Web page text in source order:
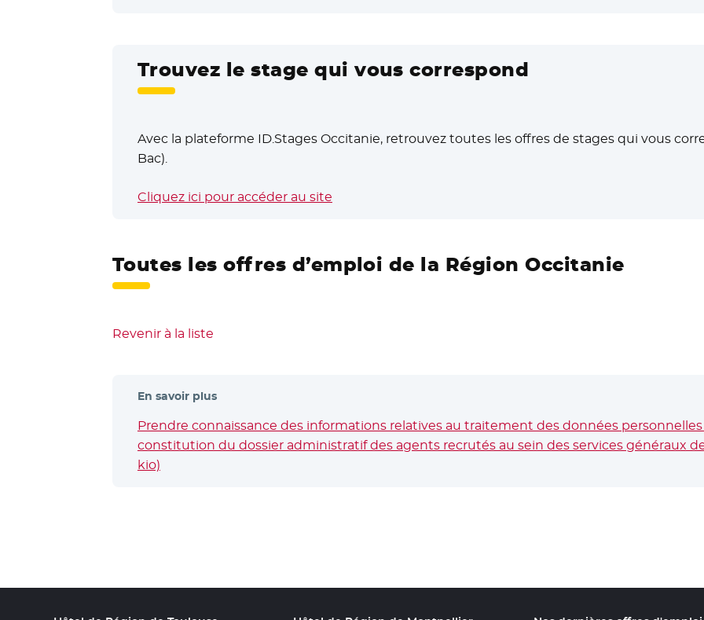
Trouvez le stage qui vous correspond
Avec la plateforme ID.Stages Occitanie, retrouvez toutes les offres de stages qui vous
Bac).
Cliquez ici pour accéder au site
Toutes les offres d’emploi de la Région Occitanie
Revenir à la liste
En savoir plus
Prendre connaissance des informations relatives au traitement des données
constitution du dossier administratif des agents recrutés au sein des services généraux de
kio)